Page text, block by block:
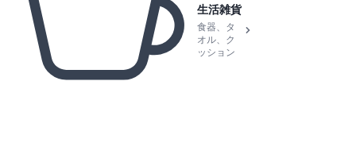
生活雑貨
食器、タ
オル、ク
ッション